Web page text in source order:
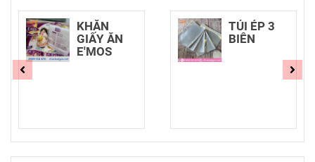
KHĂN
GIẤY ĂN
E'MOS
TÚI ÉP 3
BIÊN